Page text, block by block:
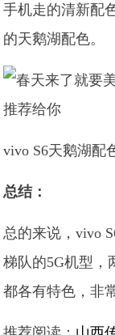
手机走的清新配
的天鹅湖配色。
vivo S6天鹅湖配
总结：
总的来说，vivo
梯队的5G机型，
都各有特色，非